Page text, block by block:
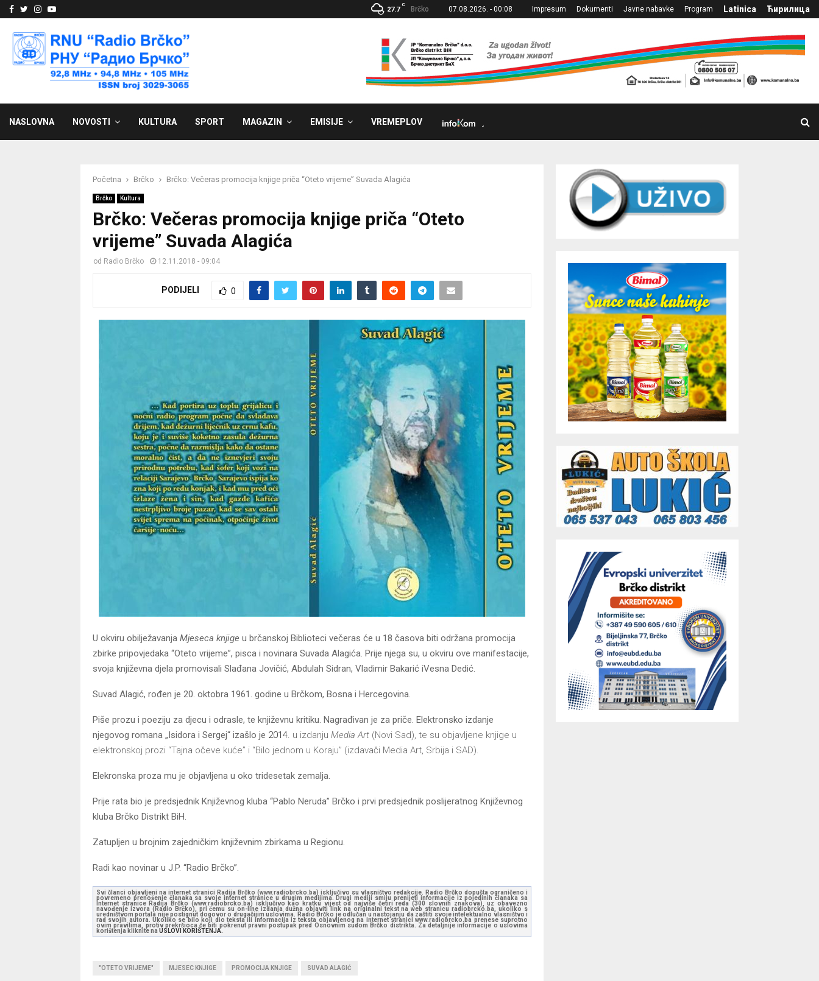
Facebook
Twitter
Instagram
Youtube 27.7
C
Brčko 07.08.2026. - 00:08 Impresum Dokumenti Javne nabavke Program Latinica Ћирилица
NASLOVNA NOVOSTI KULTURA SPORT MAGAZIN EMISIJE VREMEPLOV
Početna Brčko Brčko: Večeras promocija knjige priča “Oteto vrijeme” Suvada Alagića
Brčko Kultura
Brčko: Večeras promocija knjige priča “Oteto
vrijeme” Suvada Alagića
od Radio Brčko 12.11.2018 - 09:04
PODIJELI 0
U okviru obilježavanja Mjeseca knjige u brčanskoj Biblioteci večeras će u 18 časova biti održana promocija
zbirke pripovjedaka “Oteto vrijeme”, pisca i novinara Suvada Alagića. Prije njega su, u okviru ove manifestacije,
svoja književna djela promovisali Slađana Jovičić, Abdulah Sidran, Vladimir Bakarić iVesna Dedić.
Suvad Alagić, rođen je 20. oktobra 1961. godine u Brčkom, Bosna i Hercegovina.
Piše prozu i poeziju za djecu i odrasle, te književnu kritiku. Nagrađivan je za priče. Elektronsko izdanje
njegovog romana „Isidora i Sergej“ izašlo je 2014. u izdanju Media Art (Novi Sad), te su objavljene knjige u
elektronskoj prozi “Tajna očeve kuće” i “Bilo jednom u Koraju” (izdavači Media Art, Srbija i SAD).
Elekronska proza mu je objavljena u oko tridesetak zemalja.
Prije rata bio je predsjednik Književnog kluba “Pablo Neruda” Brčko i prvi predsjednik poslijeratnog Književnog
kluba Brčko Distrikt BiH.
Zatupljen u brojnim zajedničkim književnim zbirkama u Regionu.
Radi kao novinar u J.P. “Radio Brčko”.
Svi članci objavljeni na internet stranici Radija Brčko (www.radiobrcko.ba) isključivo su vlasništvo redakcije. Radio Brčko dopušta ograničeno i
povremeno prenošenje članaka sa svoje internet stranice u drugim medijima. Drugi mediji smiju prenijeti informacije iz pojedinih članaka sa
Internet stranice Radija Brčko (www.radiobrcko.ba) isključivo kao kratku vijest od najviše četiri reda (300 slovnih znakova), uz obavezno
navođenje izvora (Radio Brčko), pri čemu su on-line izdanja dužna objaviti link na originalni tekst na web stranicu radiobrcko.ba, ukoliko s
uredništvom portala nije postignut dogovor o drugačijim uslovima. Radio Brčko je odlučan u nastojanju da zaštiti svoje intelektualno vlasništvo i
rad svojih autora. Ukoliko se bilo koji dio teksta ili informacija iz teksta objavljenog na internet stranici www.radiobrcko.ba prenese suprotno
ovim pravilima, protiv prekršioca će biti pokrenut pravni postupak pred Osnovnim sudom Brčko distrikta. Za detaljnije informacije o uslovima
korištenja kliknite na USLOVI KORIŠTENJA.
"OTETO VRIJEME" MJESEC KNJIGE PROMOCIJA KNJIGE SUVAD ALAGIĆ